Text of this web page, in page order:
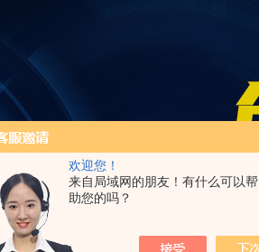
欢迎您！
来自局域网的朋友！有什么可以帮
助您的吗？